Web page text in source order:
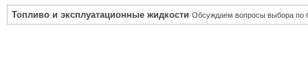
Топливо и эксплуатационные жидкости Обсуждаем вопросы выбора по